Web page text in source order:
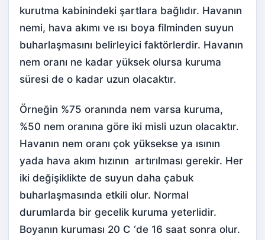
kurutma kabinindeki şartlara bağlıdır. Havanın
nemi, hava akımı ve ısı boya filminden suyun
buharlaşmasını belirleyici faktörlerdir. Havanın
nem oranı ne kadar yüksek olursa kuruma
süresi de o kadar uzun olacaktır.
Örneğin %75 oranında nem varsa kuruma,
%50 nem oranına göre iki misli uzun olacaktır.
Havanın nem oranı çok yüksekse ya ısının
yada hava akım hızının artırılması gerekir. Her
iki değişiklikte de suyun daha çabuk
buharlaşmasında etkili olur. Normal
durumlarda bir gecelik kuruma yeterlidir.
Boyanın kuruması 20 C ‘de 16 saat sonra olur.